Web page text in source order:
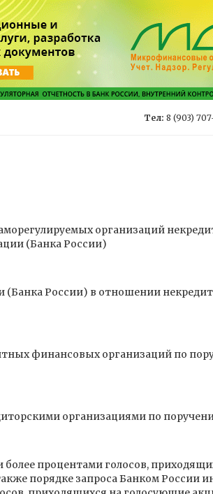
Тел: 8 (903)
организаций
(Банка России)
(Банка России) в отношении
финансовых организаций по
организациями по
процентами голосов,
порядке запроса Банком России